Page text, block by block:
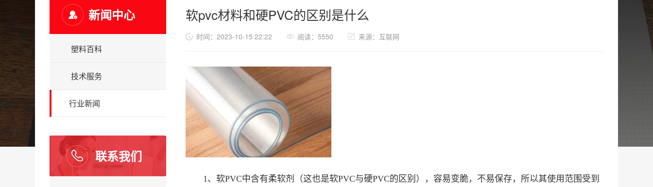
新闻中心
塑料百科
技术服务
行业新闻
联系我们
软pvc材料和硬PVC的区别是什么
时间：2023-10-15 22:22 阅读：5550 来源：互联网
1、软PVC中含有柔软剂（这也是软PVC与硬PVC的区别），容易变脆，不易保存，所以其使用范围受到